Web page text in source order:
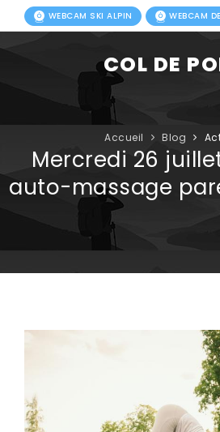
WEBCAM SKI ALPIN WEBCAM
COL DE
FORFAITS
Accueil Blog
Mercredi 26
auto-massage